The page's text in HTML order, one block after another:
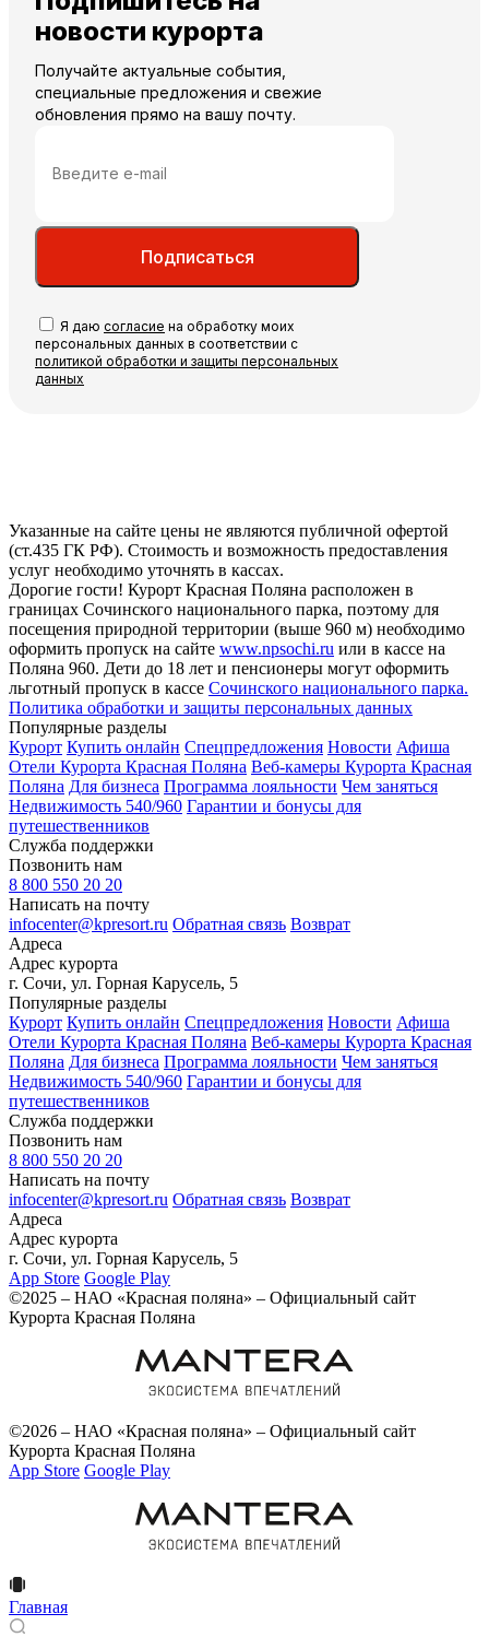
новости курорта
Получайте актуальные события,
специальные предложения и свежие
обновления прямо на вашу почту.
Подписаться
Я даю согласие на обработку моих
персональных данных в соответствии с
политикой обработки и защиты персональных
данных
Указанные на сайте цены не являются публичной офертой
(ст.435 ГК РФ). Стоимость и возможность предоставления
услуг необходимо уточнять в кассах.
Дорогие гости! Курорт Красная Поляна расположен в
границах Сочинского национального парка, поэтому для
посещения природной территории (выше 960 м) необходимо
оформить пропуск на сайте www.npsochi.ru или в кассе на
Поляна 960. Дети до 18 лет и пенсионеры могут оформить
льготный пропуск в кассе Сочинского национального парка.
Политика обработки и защиты персональных данных
Популярные разделы
Курорт Купить онлайн Спецпредложения Новости Афиша
Отели Курорта Красная Поляна Веб-камеры Курорта Красная
Поляна Для бизнеса Программа лояльности Чем заняться
Недвижимость 540/960 Гарантии и бонусы для
путешественников
Служба поддержки
Позвонить нам
8 800 550 20 20
Написать на почту
infocenter@kpresort.ru Обратная связь Возврат
Адреса
Адрес курорта
г. Сочи, ул. Горная Карусель, 5
Популярные разделы
Курорт Купить онлайн Спецпредложения Новости Афиша
Отели Курорта Красная Поляна Веб-камеры Курорта Красная
Поляна Для бизнеса Программа лояльности Чем заняться
Недвижимость 540/960 Гарантии и бонусы для
путешественников
Служба поддержки
Позвонить нам
8 800 550 20 20
Написать на почту
infocenter@kpresort.ru Обратная связь Возврат
Адреса
Адрес курорта
г. Сочи, ул. Горная Карусель, 5
App Store Google Play
©2025 – НАО «Красная поляна» – Официальный сайт
Курорта Красная Поляна
©2026 – НАО «Красная поляна» – Официальный сайт
Курорта Красная Поляна
App Store Google Play
Главная